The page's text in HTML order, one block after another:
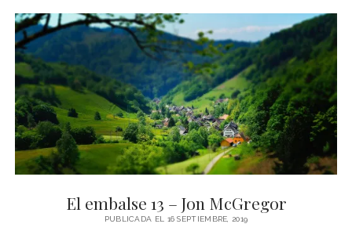
LA
BOCA
–
RUPI
KAUR
El embalse 13 – Jon McGregor
PUBLICADA EL 16 SEPTIEMBRE, 2019